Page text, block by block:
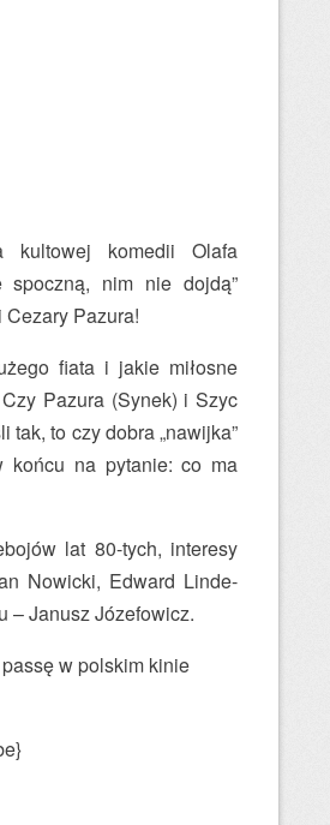
kultowej komedii Olafa
spoczną, nim nie dojdą”
Pazura!
fiata i jakie miłosne
Pazura (Synek) i Szyc
to czy dobra „nawijka”
końcu na pytanie: co ma
lat 80-tych, interesy
Nowicki, Edward Linde-
– Janusz Józefowicz.
w polskim kinie